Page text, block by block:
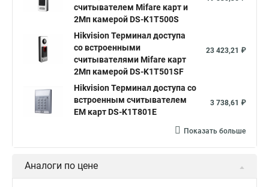
считывателем Mifare карт и
2Мп камерой DS-K1T500S
Hikvision Терминал доступа
со встроенными
считывателями Mifare карт
2Мп камерой DS-K1T501SF
23 423,21 ₽
Hikvision Терминал доступа со
встроенным считывателем
EM карт DS-K1T801E
3 738,61 ₽
Показать больше
Аналоги по цене